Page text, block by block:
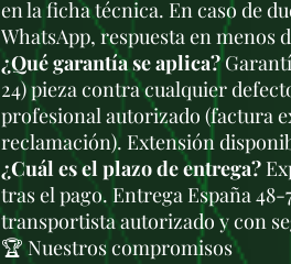
en la ficha técnica. En caso de
WhatsApp, respuesta en menos
¿Qué garantía se aplica?
24) pieza contra cualquier
profesional autorizado (factura
reclamación). Extensión
¿Cuál es el plazo de entrega?
tras el pago. Entrega España 48-
transportista autorizado y con
🏆 Nuestros compromisos